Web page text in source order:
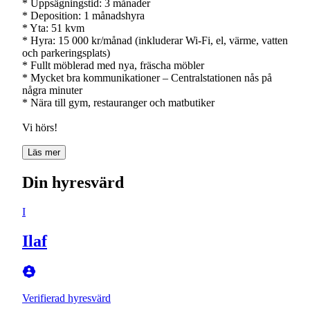
* Uppsägningstid: 3 månader
* Deposition: 1 månadshyra
* Yta: 51 kvm
* Hyra: 15 000 kr/månad (inkluderar Wi-Fi, el, värme, vatten
och parkeringsplats)
* Fullt möblerad med nya, fräscha möbler
* Mycket bra kommunikationer – Centralstationen nås på
några minuter
* Nära till gym, restauranger och matbutiker
Vi hörs!
Läs mer
Din hyresvärd
I
Ilaf
Verifierad hyresvärd